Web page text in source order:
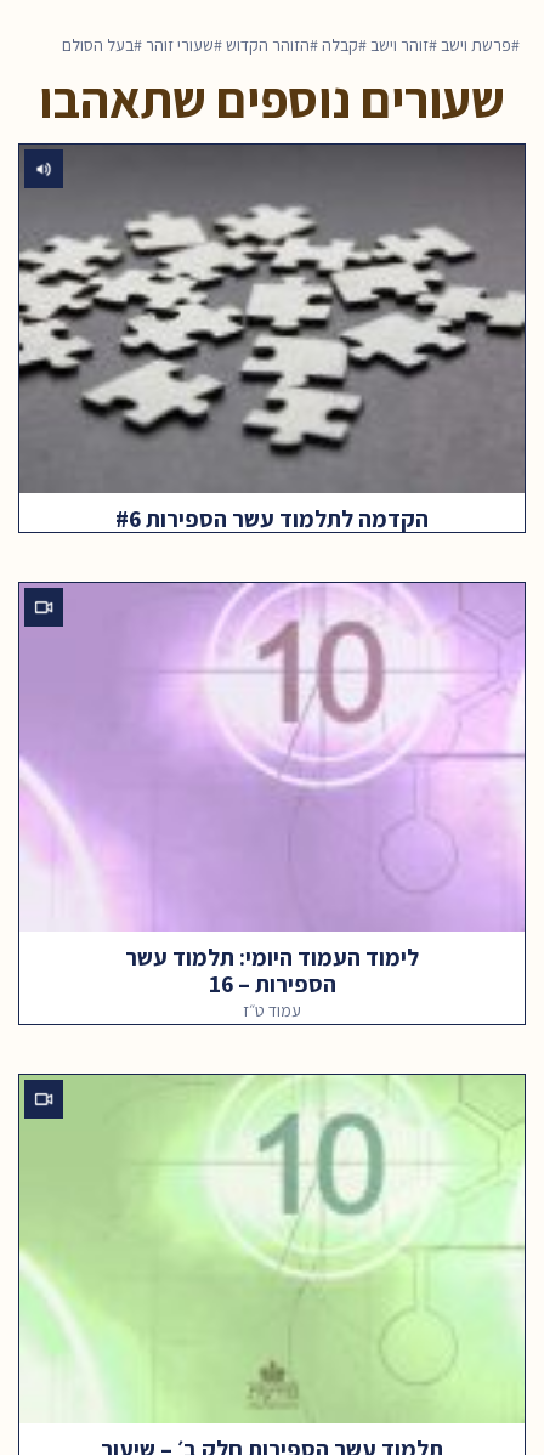
פרשת וישב זוהר וישב קבלה הזוהר הקדוש שעורי זוהר בעל הסולם
שעורים נוספים שתאהבו
הקדמה לתלמוד עשר הספירות #6
לימוד העמוד היומי: תלמוד עשר
הספירות – 16
עמוד ט״ז
תלמוד עשר הספירות חלק ב׳ – שיעור